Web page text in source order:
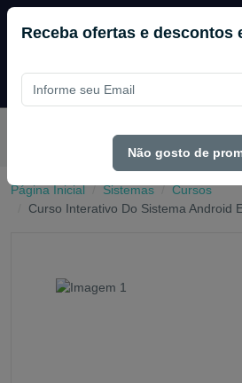
Agosto.
Página Inicial Sistemas
Cursos
Curso Interativo Do Sistema Android
Receba ofertas e descontos
Não gosto de